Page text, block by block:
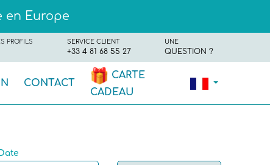
en Europe
PROFILS SERVICE CLIENT
+33 4 81 68 55 27
UNE
QUESTION ?
CONTACT
CARTE
CADEAU